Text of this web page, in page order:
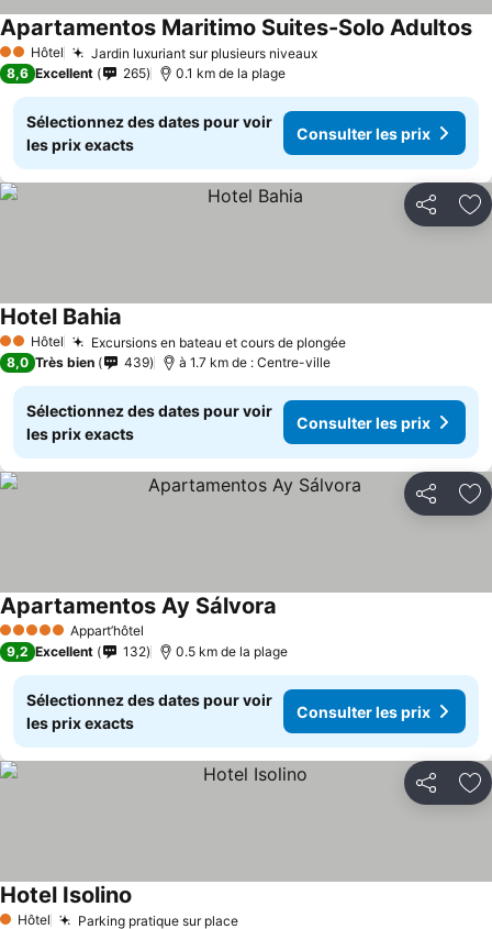
2 Étoiles
Hôtel Jardin luxuriant sur plusieurs niveauxConsulter les prix
Apartamentos Maritimo Suites-Solo Adultos
8,6 Excellent 265 0.1 km de la plage
Sélectionnez des dates pour voir
les prix exacts
Consulter les prix
Partager
2 Étoiles
Hôtel Excursions en bateau et cours de plongéeConsulter les prix
Hotel Bahia
8,0 Très bien 439 à 1.7 km de : Centre-ville
Sélectionnez des dates pour voir
les prix exacts
Consulter les prix
Partager
5 Étoiles Appart’hôtel
Apartamentos Ay Sálvora
9,2 Excellent 132 0.5 km de la plage
Sélectionnez des dates pour voir
les prix exacts
Consulter les prix
Partager
Hôtel Parking pratique sur placeConsulter les prix
Hotel Isolino